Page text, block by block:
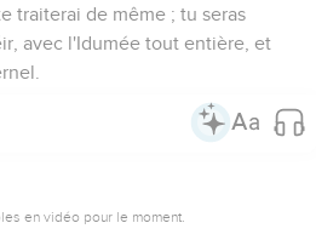
traiterai de même ; tu seras
avec l'Idumée tout entière, et
en vidéo pour le moment.